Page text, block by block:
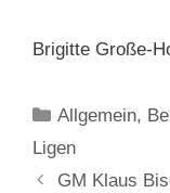
Brigitte Große-
Kategorien
Allgemein,
Ligen
GM Klaus